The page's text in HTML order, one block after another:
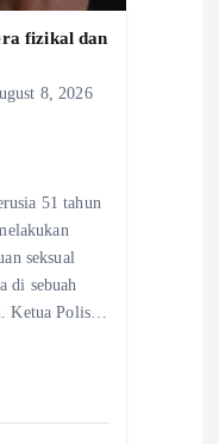
fizikal dan
8, 2026
51 tahun
seksual
di sebuah
Ketua Polis…